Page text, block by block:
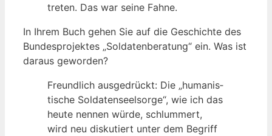
tre­ten. Das war sei­ne Fahne.
In Ihrem Buch gehen Sie auf die Geschich­te des
Bun­des­pro­jek­tes „Sol­da­ten­be­ra­tung“ ein. Was ist
dar­aus geworden?
Freund­lich aus­ge­drückt: Die „huma­nis­
ti­sche Sol­da­ten­seel­sor­ge“, wie ich das
heu­te nen­nen wür­de, schlum­mert,
wird neu dis­ku­tiert unter dem Begriff